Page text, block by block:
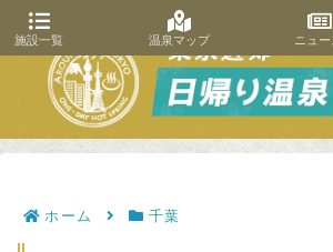
ホーム 千葉
施設一覧 温泉マップ ニュー